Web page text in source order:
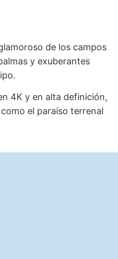
de los campos
y exuberantes
4K y en alta definición,
el paraíso terrenal